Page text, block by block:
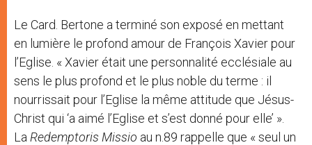
Le Card. Bertone a terminé son exposé en mettant
en lumière le profond amour de François Xavier pour
l’Eglise. « Xavier était une personnalité ecclésiale au
sens le plus profond et le plus noble du terme : il
nourrissait pour l’Eglise la même attitude que Jésus-
Christ qui ‘a aimé l’Eglise et s’est donné pour elle’ ».
La Redemptoris Missio au n.89 rappelle que « seul un